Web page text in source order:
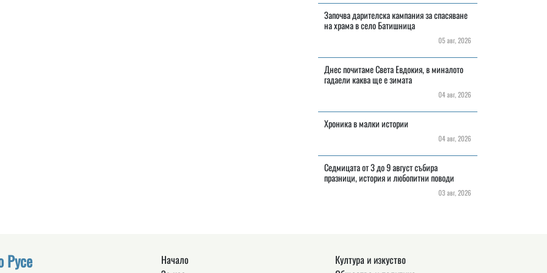
Започва дарителска кампания за спасяване
на храма в село Батишница
05 авг, 2026
Днес почитаме Света Евдокия, в миналото
гадаели каква ще е зимата
04 авг, 2026
Хроника в малки истории
04 авг, 2026
Седмицата от 3 до 9 август събира
празници, история и любопитни поводи
03 авг, 2026
Русе
Начало
Култура и изкуство